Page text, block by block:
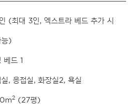
(최대 3인, 엑스트라 베드 추가 시
능)
베드 1
실, 응접실, 화장실2, 욕실
2 (27평)